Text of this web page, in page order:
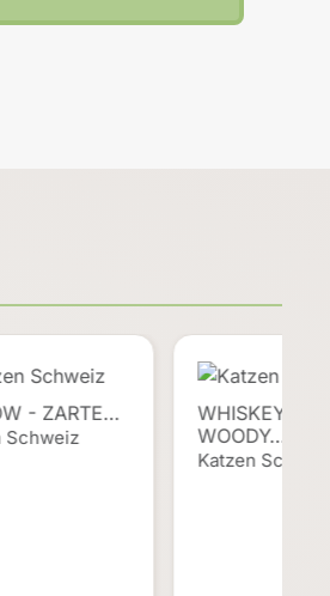
- ZARTE…
Schweiz
WHISKEY &
WOODY…
Katzen